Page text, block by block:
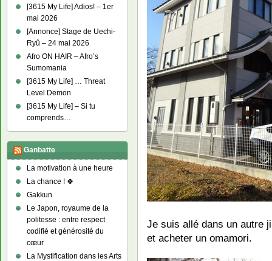
Je suis allé dans un autre
et acheter un omamori.
[3615 My Life] Adios! – 1er
mai 2026
[Annonce] Stage de Uechi-
Ryû – 24 mai 2026
Afro ON HAIR – Afro’s
Sumomania
[3615 My Life] … Threat
Level Demon
[3615 My Life] – Si tu
comprends…
Ganbatte
La motivation à une heure
La chance ! 🍀
Gakkun
Le Japon, royaume de la
politesse : entre respect
codifié et générosité du
cœur
La Mystification dans les Arts